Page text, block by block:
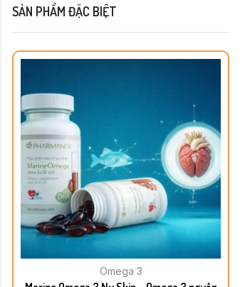
SẢN PHẨM ĐẶC BIỆT
Omega 3